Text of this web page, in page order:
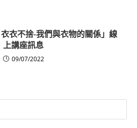
衣衣不捨-我們與衣物的關係」線
上講座訊息
09/07/2022